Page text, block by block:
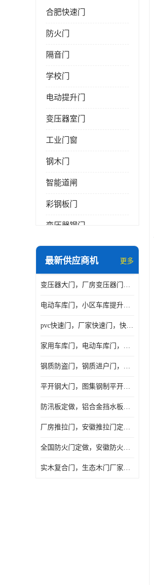
合肥快速门
防火门
隔音门
学校门
电动提升门
变压器室门
工业门窗
钢木门
智能道闸
彩钢板门
变压器钢门
非标门
抗爆门
快速门
最新供应商机 更多
变压器大门，厂房变压器门，配电所钢大门，变压器室钢大门
电动车库门，小区车库提升门，安徽提升门厂家，工业滑升门
pvc快速门，厂家快速门，快速卷帘门，感应快速门
家用车库门，电动车库门，车库滑升门，车库门安装
钢质防盗门，钢质进户门，钢质非标门厂家
平开钢大门，图集钢制平开门，厂房平开大门
防汛板定做，铝合金挡水板门，地库挡水板
厂房推拉门，安徽推拉门定做，夹芯板平移大门
全国防火门定做，安徽防火门批发，防火门价格
实木复合门，生态木门厂家，免漆门定做，安徽木门厂家直销